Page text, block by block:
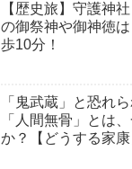
【歴史旅】守護神
の御祭神や御神徳
歩10分！
「鬼武蔵」と恐れ
「人間無骨」とは
か？【どうする家康